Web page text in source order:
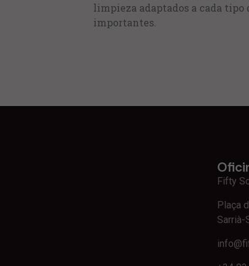
limpieza adaptados a cada
importantes.
Fifty
Plaça
Sarrià-